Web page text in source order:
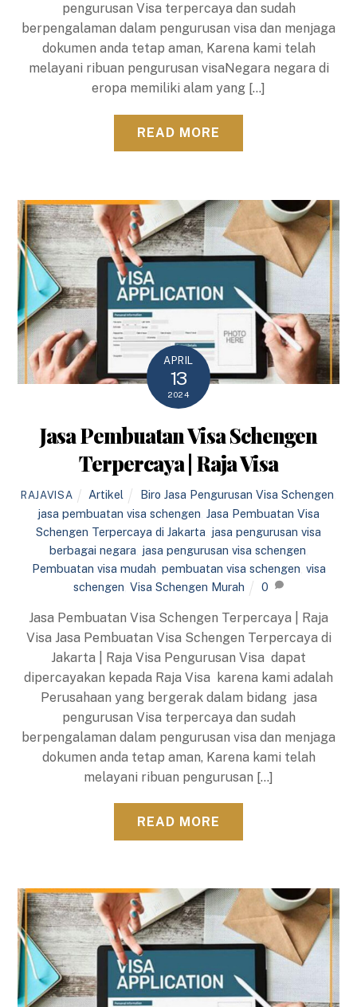
pengurusan Visa terpercaya dan sudah
berpengalaman dalam pengurusan visa dan menjaga
dokumen anda tetap aman, Karena kami telah
melayani ribuan pengurusan visaNegara negara di
eropa memiliki alam yang […]
READ MORE
APRIL
13
2024
Jasa Pembuatan Visa Schengen
Terpercaya | Raja Visa
RAJAVISA Artikel Biro Jasa Pengurusan Visa Schengen
jasa pembuatan visa schengen Jasa Pembuatan Visa
Schengen Terpercaya di Jakarta jasa pengurusan visa
berbagai negara jasa pengurusan visa schengen
Pembuatan visa mudah pembuatan visa schengen visa
schengen Visa Schengen Murah 0
Jasa Pembuatan Visa Schengen Terpercaya | Raja
Visa Jasa Pembuatan Visa Schengen Terpercaya di
Jakarta | Raja Visa Pengurusan Visa dapat
dipercayakan kepada Raja Visa karena kami adalah
Perusahaan yang bergerak dalam bidang jasa
pengurusan Visa terpercaya dan sudah
berpengalaman dalam pengurusan visa dan menjaga
dokumen anda tetap aman, Karena kami telah
melayani ribuan pengurusan […]
READ MORE